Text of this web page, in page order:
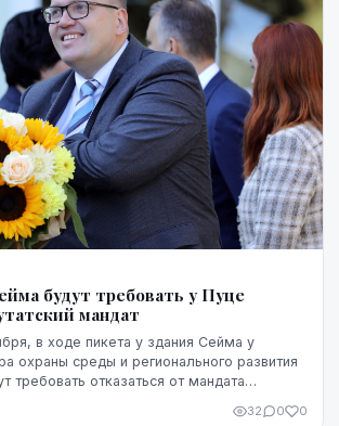
будут требовать у Пуце
мандат
в ходе пикета у здания Сейма у
охраны среды и регионального развития
требовать отказаться от мандата
32 0 0